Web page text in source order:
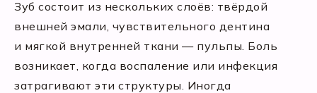
Зуб состоит из нескольких слоёв: твёрдой
внешней эмали, чувствительного дентина
и мягкой внутренней ткани — пульпы. Боль
возникает, когда воспаление или инфекция
затрагивают эти структуры. Иногда